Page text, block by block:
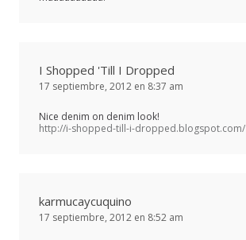
I Shopped 'Till I Dropped
17 septiembre, 2012 en 8:37 am
Nice denim on denim look!
http://i-shopped-till-i-dropped.blogspot.com/
karmucaycuquino
17 septiembre, 2012 en 8:52 am